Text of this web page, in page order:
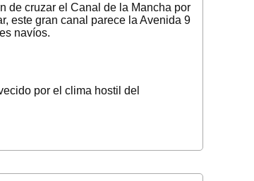
de cruzar el Canal de la Mancha por
este gran canal parece la Avenida 9
navíos.
por el clima hostil del